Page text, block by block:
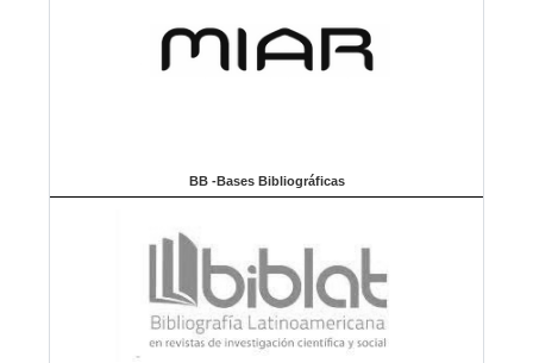
BB -Bases Bibliográficas